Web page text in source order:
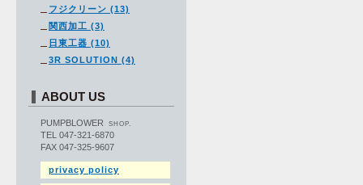
フジクリーン (13)
関西加工 (3)
日東工器 (10)
3R SOLUTION (4)
ABOUT US
PUMPBLOWER SHOP.
TEL 047-321-6870
FAX 047-325-9607
privacy policy